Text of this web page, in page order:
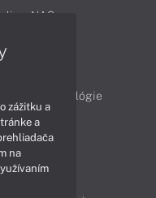
a NAS
Technológie
zážitku a
a
na